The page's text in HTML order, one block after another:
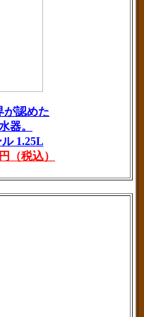
が認めた
器。
1.25L
（税込）